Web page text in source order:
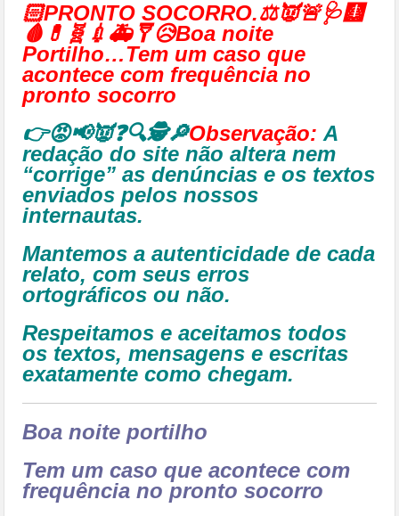
🏻PRONTO SOCORRO.⚖👿🚨🩺🩻
🩸💊🧬💉🚑🩼😥Boa noite
Portilho…Tem um caso que
acontece com frequência no
pronto socorro
👉😡📢👿❓🔍🕵🔎Observação:A
redação do site não altera nem
“corrige” as denúncias e os textos
enviados pelos nossos
internautas.
Mantemos a autenticidade de cada
relato, com seus erros
ortográficos ou não.
Respeitamos e aceitamos todos
os textos, mensagens e escritas
exatamente como chegam.
Boa noite portilho
Tem um caso que acontece com
frequência no pronto socorro